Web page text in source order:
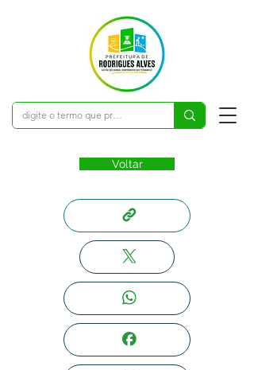
Voltar